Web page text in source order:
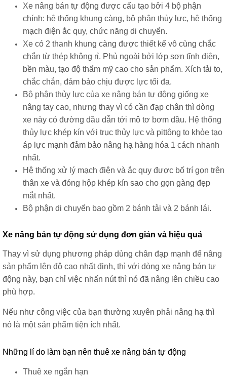
Xe nâng bán tự động được cấu tạo bởi 4 bộ phận
chính: hệ thống khung càng, bộ phận thủy lực, hệ thống
mạch điện ắc quy, chức năng di chuyển.
Xe có 2 thanh khung càng được thiết kế vô cùng chắc
chắn từ thép không rỉ. Phủ ngoài bởi lớp sơn tĩnh điện,
bền màu, tạo độ thẩm mỹ cao cho sản phẩm. Xích tải to,
chắc chắn, đảm bảo chịu được lực tối đa.
Bộ phận thủy lực của xe nâng bán tự động giống xe
nâng tay cao, nhưng thay vì có cần đạp chân thì dòng
xe này có đường dầu dẫn tới mô tơ bơm dầu. Hệ thống
thủy lực khép kín với trục thủy lực và pittông to khỏe tạo
áp lực mạnh đảm bảo nâng hạ hàng hóa 1 cách nhanh
nhất.
Hệ thống xử lý mạch điện và ắc quy được bố trí gọn trên
thân xe và đóng hộp khép kín sao cho gọn gàng đẹp
mắt nhất.
Bộ phận di chuyển bao gồm 2 bánh tải và 2 bánh lái.
Xe nâng bán tự động sử dụng đơn giản và hiệu quả
Thay vì sử dụng phương pháp dùng chân đạp mạnh để nâng
sản phẩm lên độ cao nhất định, thì với dòng xe nâng bán tự
động này, bạn chỉ việc nhấn nút thì nó đã nâng lên chiều cao
phù hợp.
Nếu như công việc của bạn thường xuyên phải nâng hạ thì
nó là một sản phẩm tiện ích nhất.
Những lí do làm bạn nên thuê xe nâng bán tự động
Thuê xe ngắn hạn